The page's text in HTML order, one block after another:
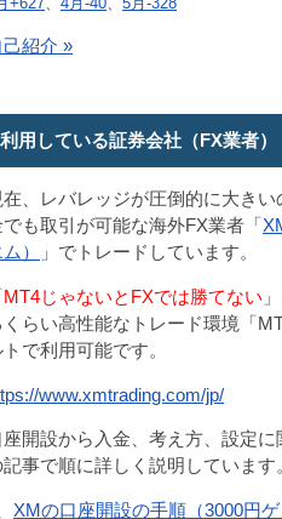
己紹介 »
利用している証券会社（FX業者）
在、レバレッジが圧倒的に大きい
でも取引が可能な海外FX業者「
）
」でトレードしています。
MT4じゃないとFXでは勝てない
くらい高性能なトレード環境「
トで利用可能です。
www.xmtrading.com/jp/
座開設から入金、考え方、設定に
事で順に詳しく説明しています
XMの口座開設の手順（3000円ゲ